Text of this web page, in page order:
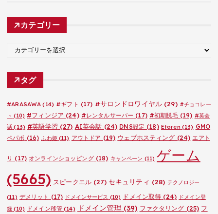
カ
カテゴリー
ゴ
タグ
#ARASAWA (14) #ギフト (17) #サロンドロワイヤル(29) #チョコレー
ト (10) #フィンジア (24) #レンタルサーバー (17) #初期脱毛(19) #英会
話 (13) #英語学習 (27) AI英会話 (24) DNS設定 (18) Etoren(13) GMO
ペパボ (16) ふわ姫(11) アウトドア (19) ウェブホスティング (24) エアト
リ (17) オンラインショッピング(18) キャンペーン (11) ゲーム
(5665) スピークエル(27) セキュリティ (28) テクノロジー
(11) デメリット (17) ドメインサービス (10) ドメイン取得 (24) ドメイン登
録 (10) ドメイン移管(14) ドメイン管理 (39) ファクタリング (25) フ